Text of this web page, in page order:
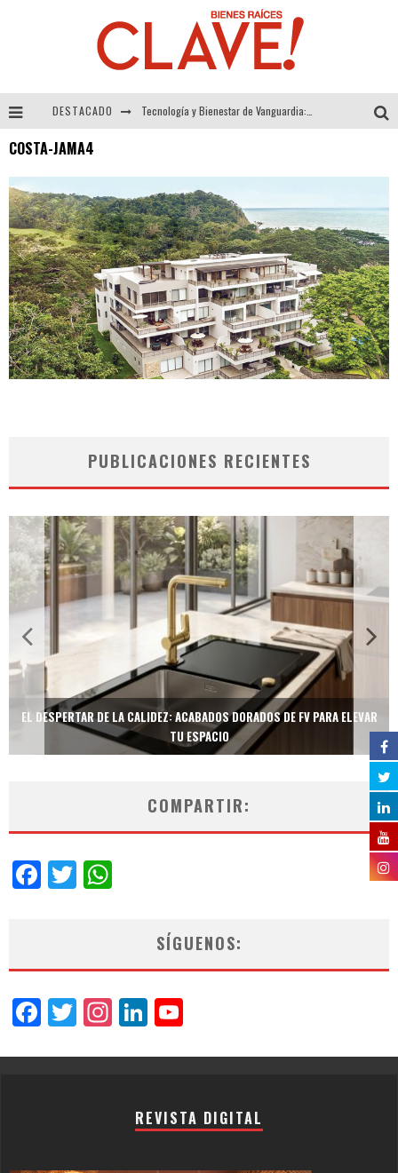
DESTACADO
Alexandra Bedoya – La Constancia detrás de La Paletería
El Despertar de la Calidez: Acabados Dorados de FV para Elevar tu Espacio
COSTA-JAMA4
PUBLICACIONES RECIENTES
EL DESPERTAR DE LA CALIDEZ: ACABADOS DORADOS DE FV PARA ELEVAR
TU ESPACIO
COMPARTIR:
Facebook
Twitter
SÍGUENOS:
Facebook
Twitter
Instagram
LinkedIn
REVISTA DIGITAL